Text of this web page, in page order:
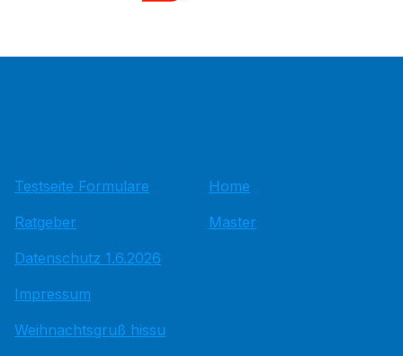
Testseite Formulare
Ratgeber
Datenschutz 1.6.2026
Impressum
Weihnachtsgruß hissu
Home
Master